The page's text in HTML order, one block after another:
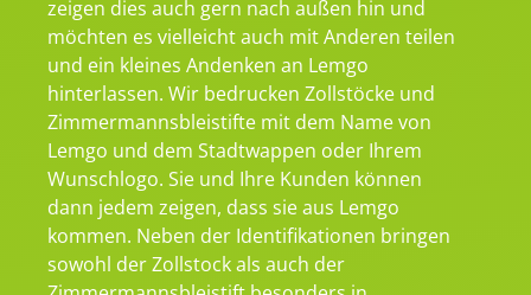
zeigen dies auch gern nach außen hin und
möchten es vielleicht auch mit Anderen teilen
und ein kleines Andenken an Lemgo
hinterlassen. Wir bedrucken Zollstöcke und
Zimmermannsbleistifte mit dem Name von
Lemgo und dem Stadtwappen oder Ihrem
Wunschlogo. Sie und Ihre Kunden können
dann jedem zeigen, dass sie aus Lemgo
kommen. Neben der Identifikationen bringen
sowohl der Zollstock als auch der